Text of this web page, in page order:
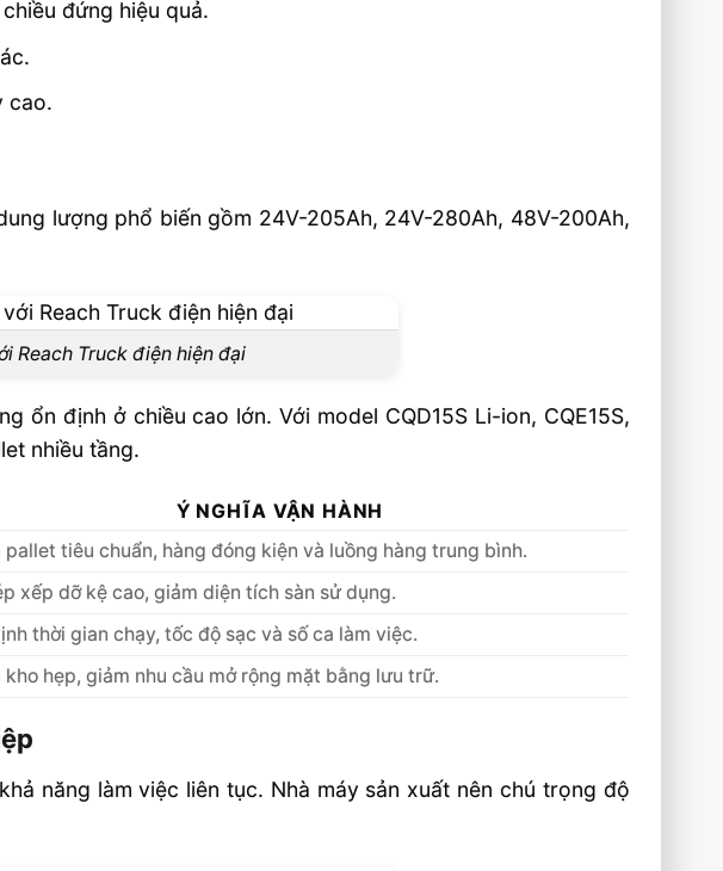
đứng hiệu quả.
cao.
lượng phổ biến gồm 24V-205Ah, 24V-280Ah, 48V-200Ah,
Reach Truck điện hiện đại
định ở chiều cao lớn. Với model CQD15S Li-ion, CQE15S,
nhiều tầng.
Ý NGHĨA VẬN HÀNH
pallet tiêu chuẩn, hàng đóng kiện và luồng hàng trung bình.
xếp dỡ kệ cao, giảm diện tích sàn sử dụng.
thời gian chạy, tốc độ sạc và số ca làm việc.
kho hẹp, giảm nhu cầu mở rộng mặt bằng lưu trữ.
năng làm việc liên tục. Nhà máy sản xuất nên chú trọng độ